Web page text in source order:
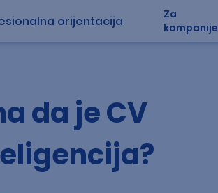
orijentacija
Za
kompanije
da je CV